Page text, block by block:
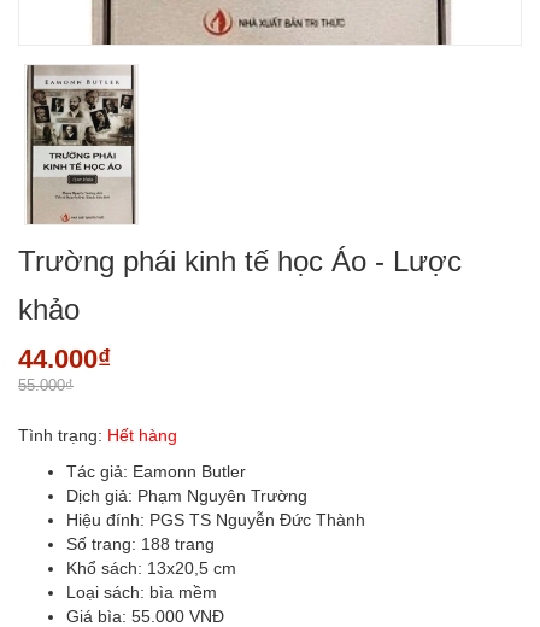
Trường phái kinh tế học Áo - Lược
khảo
44.000₫
55.000₫
Tình trạng: Hết hàng
Tác giả: Eamonn Butler
Dịch giả: Phạm Nguyên Trường
Hiệu đính: PGS TS Nguyễn Đức Thành
Số trang: 188 trang
Khổ sách: 13x20,5 cm
Loại sách: bìa mềm
Giá bìa: 55.000 VNĐ